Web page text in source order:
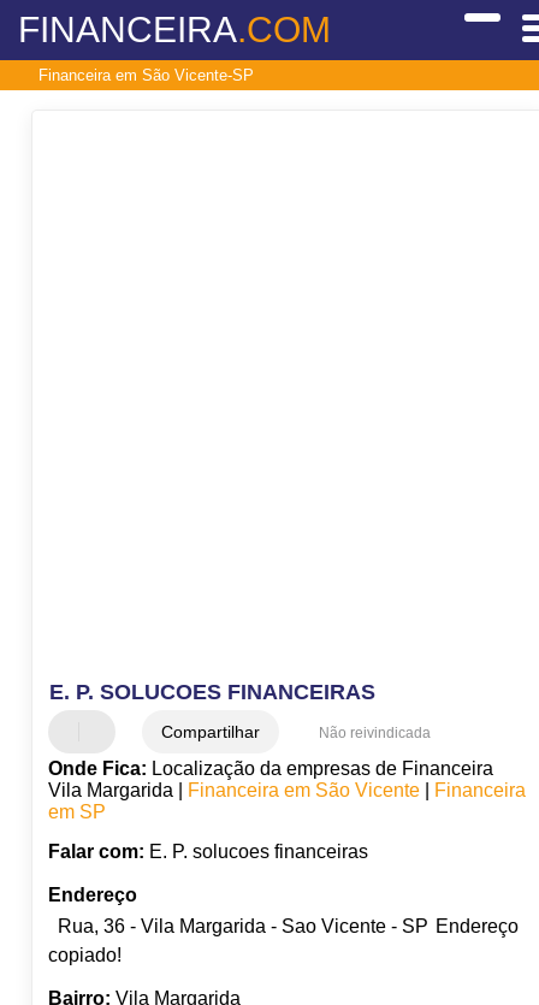
FINANCEIRA.COM
Financeira em São Vicente-SP
E. P. SOLUCOES FINANCEIRAS
Compartilhar Não reivindicada
Onde Fica: Localização da empresas de Financeira
Vila Margarida |
Financeira em São Vicente|
Financeira
em SP
Falar com: E. P. solucoes financeiras
Endereço
Rua, 36 - Vila Margarida - Sao Vicente - SP Endereço
copiado!
Bairro: Vila Margarida